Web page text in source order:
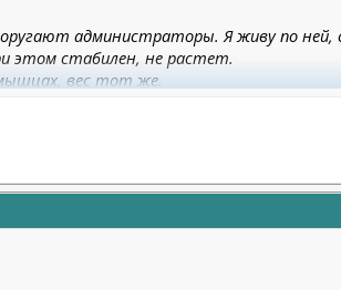
администраторы. Я живу по ней,
этом стабилен, не растет.
вес тот же.